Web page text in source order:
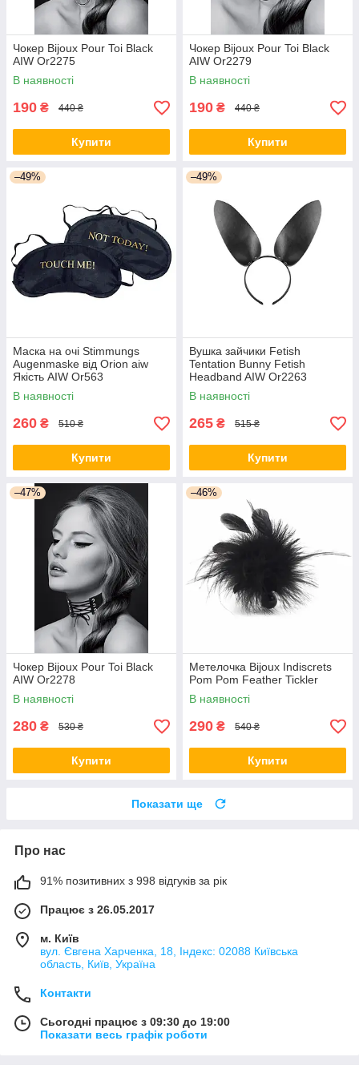
Чокер Bijoux Pour Toi Black
AIW Or2275
В наявності
190 ₴ 440 ₴
Купити
Чокер Bijoux Pour Toi Black
AIW Or2279
В наявності
190 ₴ 440 ₴
Купити
–49%
Маска на очі Stimmungs
Augenmaske від Orion aiw
Якість AIW Or563
В наявності
260 ₴ 510 ₴
Купити
–49%
Вушка зайчики Fetish
Tentation Bunny Fetish
Headband AIW Or2263
В наявності
265 ₴ 515 ₴
Купити
–47%
Чокер Bijoux Pour Toi Black
AIW Or2278
В наявності
280 ₴ 530 ₴
Купити
–46%
Метелочка Bijoux Indiscrets
Pom Pom Feather Tickler
В наявності
290 ₴ 540 ₴
Купити
Показати ще
Про нас
91% позитивних з 998 відгуків за рік
Працює з 26.05.2017
м. Київ
вул. Євгена Харченка, 18, Індекс: 02088 Київська
область, Київ, Україна
Контакти
Сьогодні працює з 09:30 до 19:00
Показати весь графік роботи